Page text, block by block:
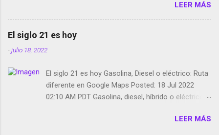
Live Photos en Google Photos Llegando Partimos
Dictados en Android El tamaño y su importancia...
LEER MÁS
El siglo 21 es hoy
-julio 18, 2022
El siglo 21 es hoy Gasolina, Diesel o eléctrico: Ruta
diferente en Google Maps Posted: 18 Jul 2022
02:10 AM PDT Gasolina, diesel, híbrido o eléctrico:
LEER MÁS